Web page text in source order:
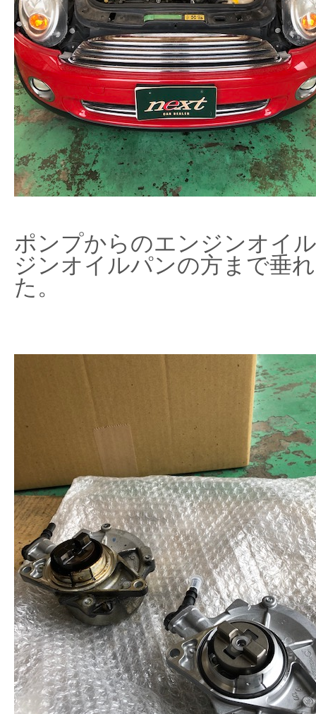
ポンプからのエンジンオイ
ジンオイルパンの方まで垂
た。